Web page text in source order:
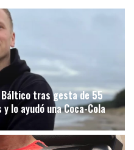
Báltico tras gesta de 55
lo ayudó una Coca-Cola